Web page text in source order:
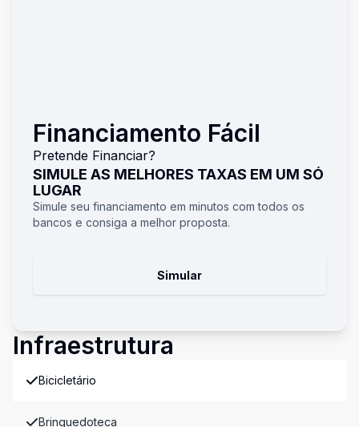
Financiamento Fácil
Pretende Financiar?
SIMULE AS MELHORES TAXAS EM UM SÓ
LUGAR
Simule seu financiamento em minutos com todos os
bancos e consiga a melhor proposta.
Simular
Infraestrutura
Bicicletário
Brinquedoteca